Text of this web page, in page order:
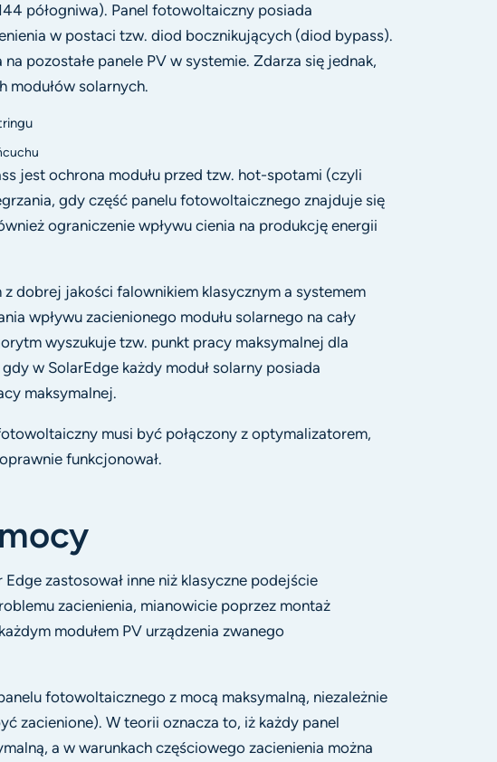
półogniwa). Panel fotowoltaiczny posiada
w postaci tzw. diod bocznikujących (diod bypass).
pozostałe panele PV w systemie. Zdarza się jednak,
modułów solarnych.
jest ochrona modułu przed tzw. hot-spotami (czyli
gdy część panelu fotowoltaicznego znajduje się
ograniczenie wpływu cienia na produkcję energii
dobrej jakości falownikiem klasycznym a systemem
wpływu zacienionego modułu solarnego na cały
wyszukuje tzw. punkt pracy maksymalnej dla
w SolarEdge każdy moduł solarny posiada
maksymalnej.
musi być połączony z optymalizatorem,
funkcjonował.
Edge zastosował inne niż klasyczne podejście
zacienienia, mianowicie poprzez montaż
modułem PV urządzenia zwanego
fotowoltaicznego z mocą maksymalną, niezależnie
zacienione). W teorii oznacza to, iż każdy panel
a w warunkach częściowego zacienienia można